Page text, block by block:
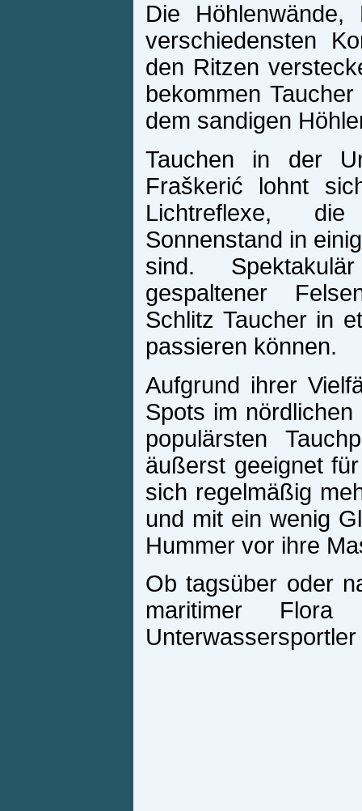
Die
verschiedensten
den Ritzen
bekommen
dem sandigen
Tauchen in der
Fraškerić lohnt
Lichtreflexe,
Sonnenstand in
sind.
gespaltener
Schlitz Taucher in
passieren können.
Aufgrund ihrer
Spots im
populärsten
äußerst geeignet
sich regelmäßig
und mit ein wenig
Hummer vor ihre
Ob tagsüber oder
maritimer